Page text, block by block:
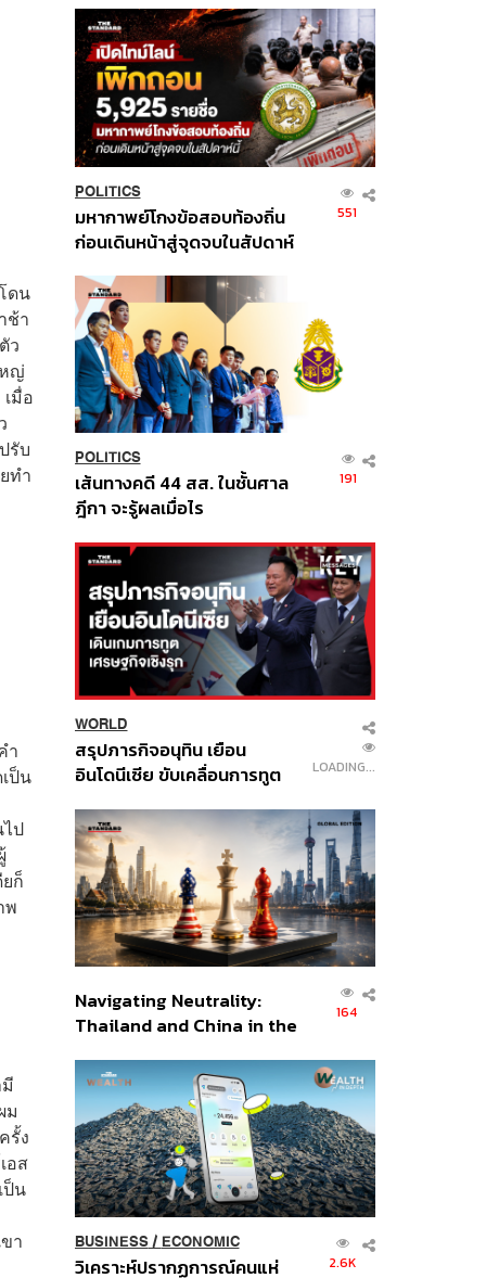
ดน
ช้า
ว
ญ่
มื่อ
รับ
ทำ
ำ
ป็น
ป
ก็
พ
ม
รั้ง
อส
ป็น
า
POLITICS
มหากาพย์โกงข้อสอบท้องถิ่น
ก่อนเดินหน้าสู่จุดจบในสัปดาห์
551
POLITICS
เส้นทางคดี 44 สส. ในชั้นศาล
ฎีกา จะรู้ผลเมื่อไร
191
WORLD
สรุปภารกิจอนุทิน เยือน
อินโดนีเซีย ขับเคลื่อนการทูต
ส่วนยุทธศาสตร์ไทย –
อินโดนีเซีย
LOADING...
Navigating Neutrality:
Thailand and China in the
Order
164
BUSINESS/ ECONOMIC
วิเคราะห์ปรากฏการณ์คนแห่ 2.6K